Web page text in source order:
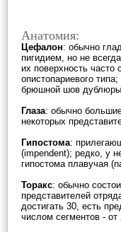
Анатомия:
Цефалон: обычно
пигидием, но не
их поверхность
опистопариевого
брюшной шов
Глаза: обычно
некоторых
Гипостома:
(impendent); редко, у
гипостома плавучая
Торакс: обычно
представителей
достигать 30, есть
числом сегментов - от